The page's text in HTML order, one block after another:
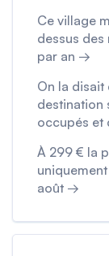
Ce village
dessus
par an →
On la disait
destination
occupés et
À 299 € la
août →